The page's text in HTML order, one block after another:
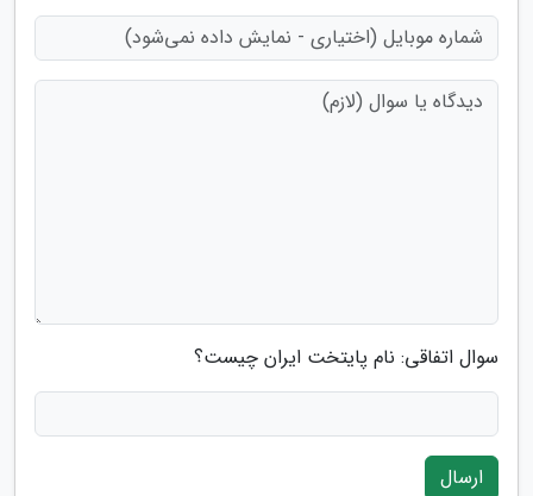
سوال اتفاقی: نام پایتخت ایران چیست؟
ارسال